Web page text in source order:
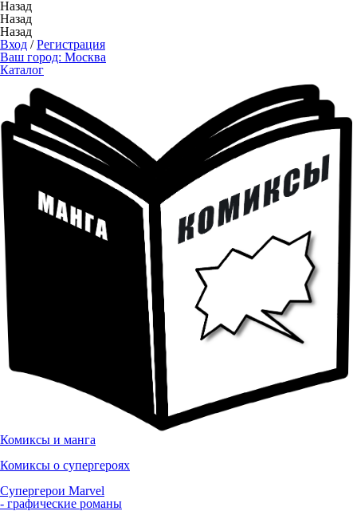
Назад
Назад
Назад
Вход /Регистрация
Ваш город: Москва
Каталог
Комиксы и манга
Комиксы о супергероях
Супергерои Marvel
- графические романы